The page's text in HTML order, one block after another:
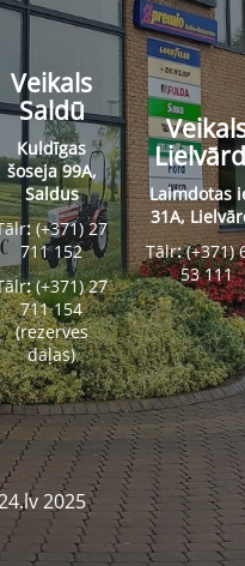
Veikals
Saldū
Kuldīgas
šoseja 99A,
Saldus
:(+371) 27
711 152
:(+371) 27
711 154
(rezerves
daļas)
Laimdotas
31A,
Tālr:(+371)
53 111
2025